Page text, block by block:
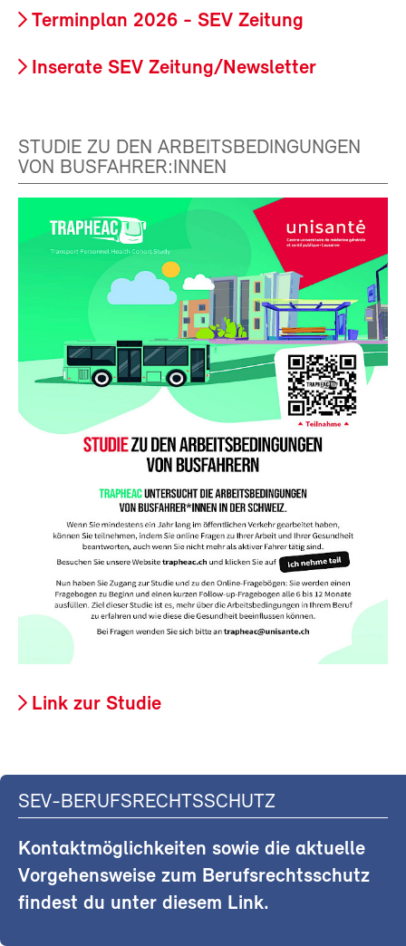
Terminplan 2026 - SEV Zeitung
Inserate SEV Zeitung/Newsletter
STUDIE ZU DEN ARBEITSBEDINGUNGEN
VON BUSFAHRER:INNEN
Link zur Studie
SEV-BERUFSRECHTSSCHUTZ
Kontaktmöglichkeiten sowie die aktuelle
Vorgehensweise zum Berufsrechtsschutz
findest du unter diesem Link.